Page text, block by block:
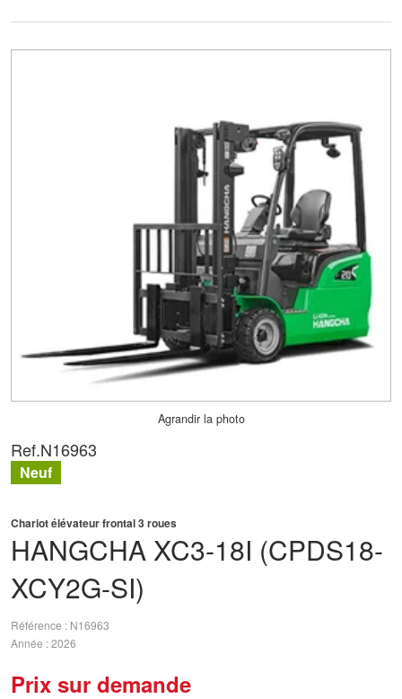
Agrandir la photo
HANGCHA XC3-18I (CPDS18-
XCY2G-SI)
Chariot élévateur frontal 3 roues
Référence
N16963
Année 2026
Prix sur demande
Ref.N16963
Neuf